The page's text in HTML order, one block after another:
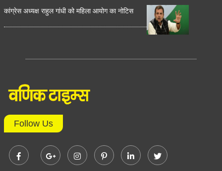
कांग्रेस अध्यक्ष राहुल गांधी को महिला आयोग का नोटिस
Follow Us